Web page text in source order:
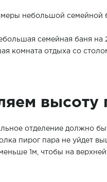
небольшой семейной
семейная баня на
комната отдыха со
высоту
отделение должно
пирог пара не уйдет
1м, чтобы на